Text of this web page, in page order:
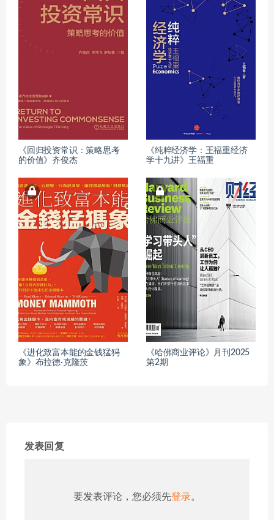
《回归投资常识：策略思考
的价值》齐俊杰
《纯粹经济学：王福重经济
学十九讲》王福重
《进化致富本能的金钱猛犸
象》布拉德·克隆茨
《哈佛商业评论》月刊2025
第2期
发表回复
要发表评论，您必须先登录。